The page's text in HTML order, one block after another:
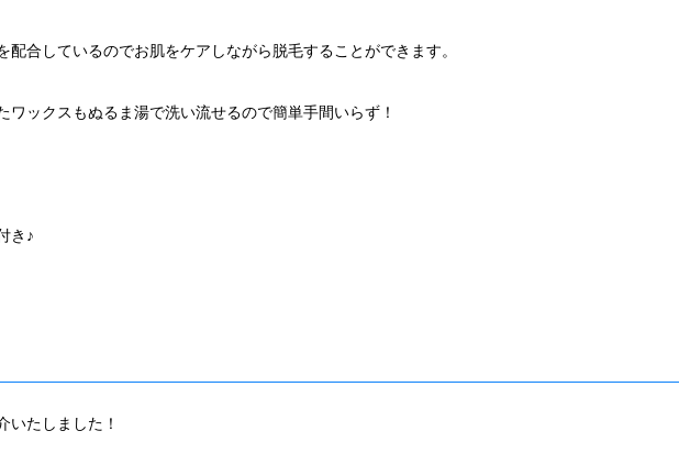
合しているのでお肌をケアしながら脱毛することができます。
ックスもぬるま湯で洗い流せるので簡単手間いらず！
き♪
いたしました！